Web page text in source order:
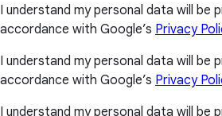
I understand my personal data will be
accordance with Google’s Privacy
I understand my personal data will be
accordance with Google’s Privacy
I understand my personal data will be